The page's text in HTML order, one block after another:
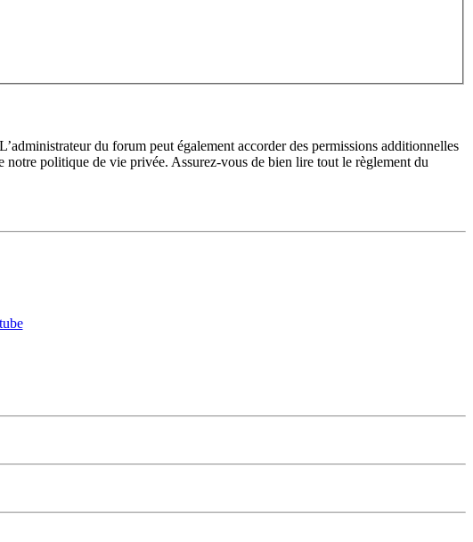
du forum peut également accorder des permissions additionnelles
notre politique de vie privée. Assurez-vous de bien lire tout le règlement du